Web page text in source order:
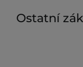
Ostatní